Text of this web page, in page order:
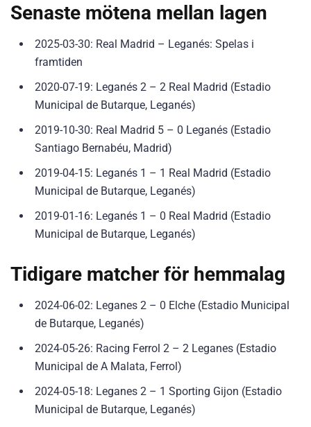
Senaste mötena mellan lagen
2025-03-30: Real Madrid – Leganés: Spelas i
framtiden
2020-07-19: Leganés 2 – 2 Real Madrid (Estadio
Municipal de Butarque, Leganés)
2019-10-30: Real Madrid 5 – 0 Leganés (Estadio
Santiago Bernabéu, Madrid)
2019-04-15: Leganés 1 – 1 Real Madrid (Estadio
Municipal de Butarque, Leganés)
2019-01-16: Leganés 1 – 0 Real Madrid (Estadio
Municipal de Butarque, Leganés)
Tidigare matcher för hemmalag
2024-06-02: Leganes 2 – 0 Elche (Estadio Municipal
de Butarque, Leganés)
2024-05-26: Racing Ferrol 2 – 2 Leganes (Estadio
Municipal de A Malata, Ferrol)
2024-05-18: Leganes 2 – 1 Sporting Gijon (Estadio
Municipal de Butarque, Leganés)